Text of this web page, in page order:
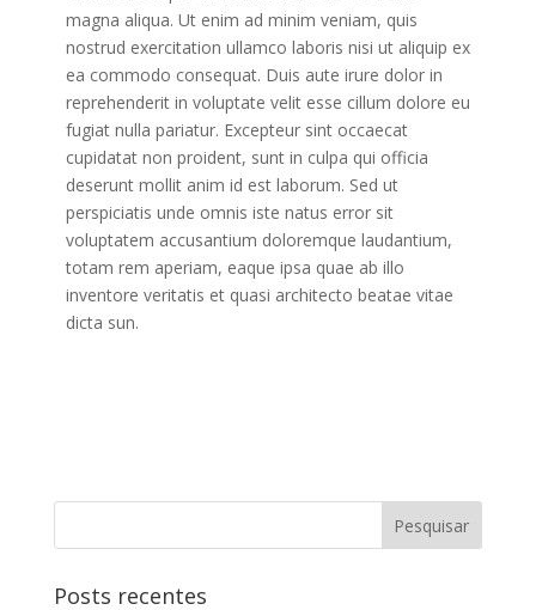
magna aliqua. Ut enim ad minim veniam, quis
nostrud exercitation ullamco laboris nisi ut aliquip ex
ea commodo consequat. Duis aute irure dolor in
reprehenderit in voluptate velit esse cillum dolore eu
fugiat nulla pariatur. Excepteur sint occaecat
cupidatat non proident, sunt in culpa qui officia
deserunt mollit anim id est laborum. Sed ut
perspiciatis unde omnis iste natus error sit
voluptatem accusantium doloremque laudantium,
totam rem aperiam, eaque ipsa quae ab illo
inventore veritatis et quasi architecto beatae vitae
dicta sun.
Posts recentes